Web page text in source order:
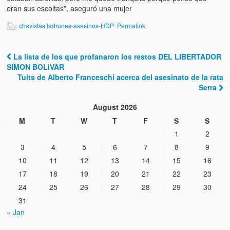
eran sus escoltas”, aseguró una mujer
chavistas ladrones-asesinos-HDP Permalink
Post navigation
La lista de los que profanaron los restos DEL LIBERTADOR
SIMON BOLIVAR
Tuits de Alberto Franceschi acerca del asesinato de la rata
Serra
August 2026
M
T W T F S
S
1
2
3
4 5 6 7 8
9
10
11 12 13 14 15
16
17
18 19 20 21 22
23
24
25 26 27 28 29
30
31
« Jan